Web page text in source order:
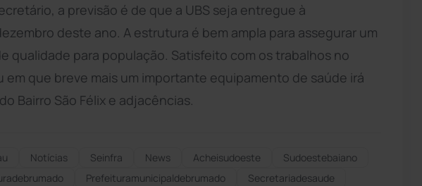
a previsão é de que a UBS seja entregue à
deste ano. A estrutura é bem ampla para assegurar um
qualidade para população. Satisfeito com os trabalhos no
que breve mais um importante equipamento de saúde irá
Bairro São Félix e adjacências.
Notícias Seinfra News Acheisudoeste
Sudoestebaiano
Prefeituramunicipaldebrumado
secretariadesaude